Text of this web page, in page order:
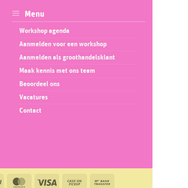
Menu
Workshop agenda
Aanmelden voor een workshop
Aanmelden als groothandelsklant
Maak kennis met ons team
Beoordeel ons
Vacatures
Contact
PayPal MasterCardVisa Cash